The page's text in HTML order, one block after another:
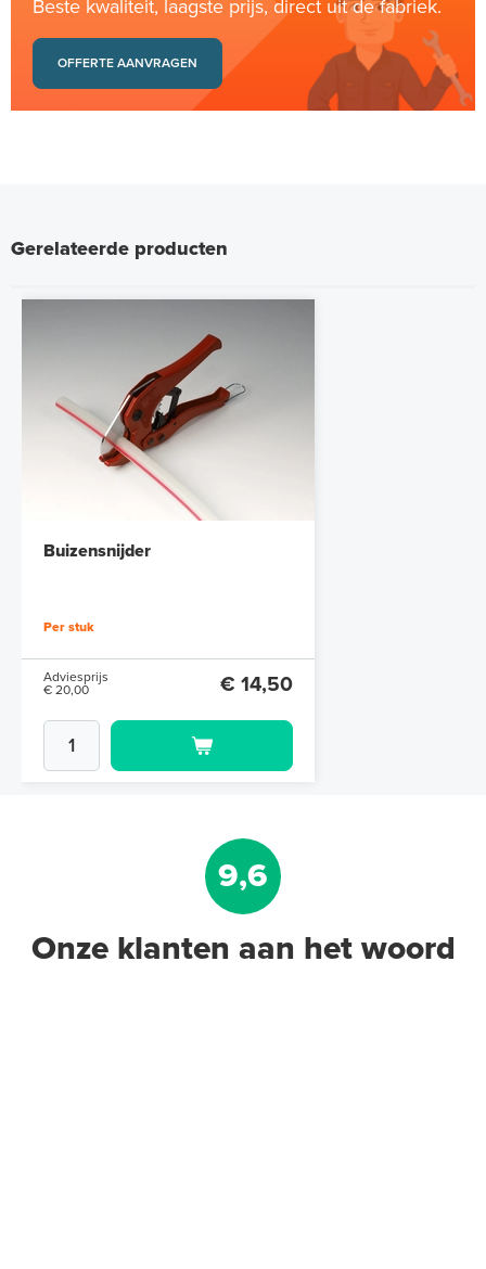
Beste kwaliteit, laagste prijs, direct uit de fabriek.
OFFERTE AANVRAGEN
Gerelateerde producten
Buizensnijder
Per stuk
Adviesprijs
€ 20,00
€ 14,50
9,6
Onze klanten aan het woord